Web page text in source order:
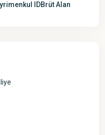
IDBrüt Alan